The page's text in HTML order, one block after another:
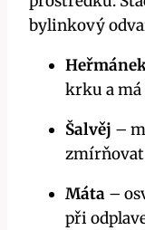
bylinkový
krku a⁣
Šalvěj –
Máta –
při⁣